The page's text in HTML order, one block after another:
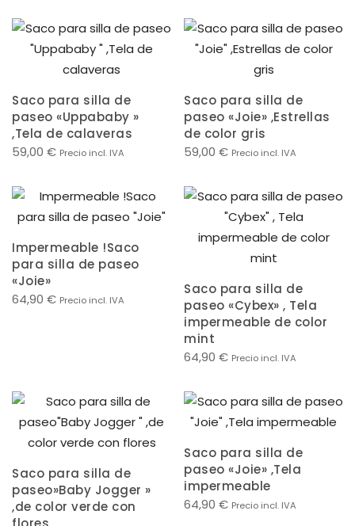
Saco para silla de
paseo «Uppababy »
,Tela de calaveras
59,00 € Precio incl. IVA
Saco para silla de
paseo «Joie» ,Estrellas
de color gris
59,00 € Precio incl. IVA
Impermeable !Saco
para silla de paseo
«Joie»
64,90 € Precio incl. IVA
Saco para silla de
paseo «Cybex» , Tela
impermeable de color
mint
64,90 € Precio incl. IVA
Saco para silla de
paseo»Baby Jogger »
,de color verde con
Saco para silla de
paseo «Joie» ,Tela
impermeable
64,90 € Precio incl. IVA